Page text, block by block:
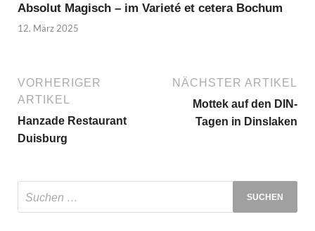
Absolut Magisch – im Varieté et cetera Bochum
12. März 2025
VORHERIGER
ARTIKEL
Hanzade Restaurant
Duisburg
NÄCHSTER ARTIKEL
Mottek auf den DIN-
Tagen in Dinslaken